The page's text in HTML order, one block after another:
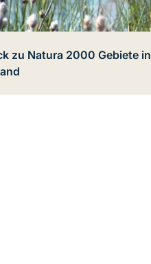
zu Natura 2000 Gebiete in